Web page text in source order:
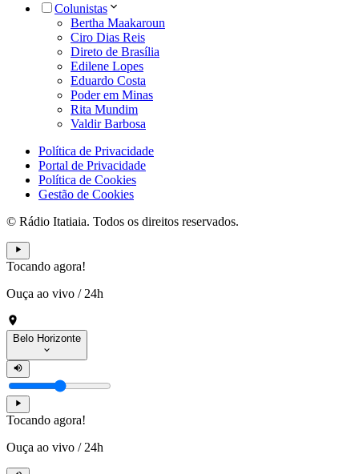
Colunistas
Bertha Maakaroun
Ciro Dias Reis
Direto de Brasília
Edilene Lopes
Eduardo Costa
Poder em Minas
Rita Mundim
Valdir Barbosa
Política de Privacidade
Portal de Privacidade
Política de Cookies
Gestão de Cookies
© Rádio Itatiaia. Todos os direitos reservados.
Tocando agora!
Ouça ao vivo / 24h
Belo Horizonte
Tocando agora!
Ouça ao vivo / 24h